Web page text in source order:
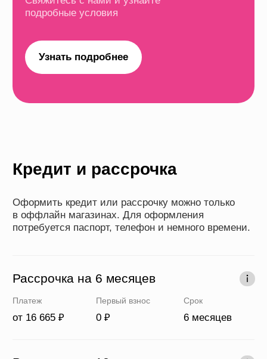
Срок
Первый взнос
Платеж
24 месяцев
от 4166 ₽
Рассрочка на 24 месяца
Кредит до 36 месяцев